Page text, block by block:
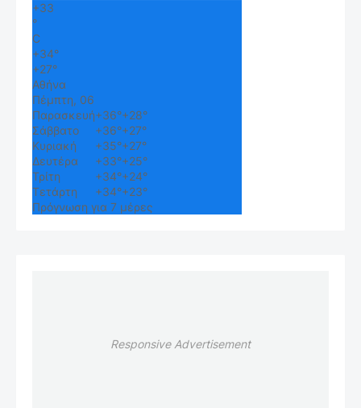
+33
°
C
+34°
+27°
Αθήνα
Πέμπτη, 06
Παρασκευή+36°+28°
Σάββατο
+36°+27°
Κυριακή
+35°+27°
Δευτέρα
+33°+25°
Τρίτη
+34°+24°
Τετάρτη
+34°+23°
Πρόγνωση για 7 μέρες
Responsive Advertisement